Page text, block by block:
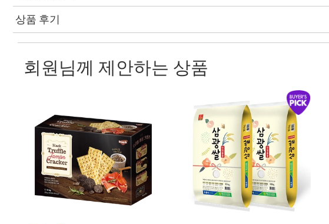
상품 후기
회원님께 제안하는 상품